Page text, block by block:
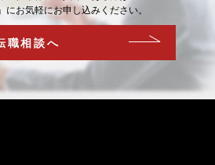
にお気軽にお申し込みください。
職相談へ